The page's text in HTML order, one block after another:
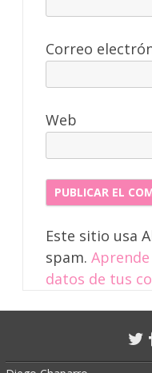
Correo
Web
Este sitio usa
spam.
datos de tus